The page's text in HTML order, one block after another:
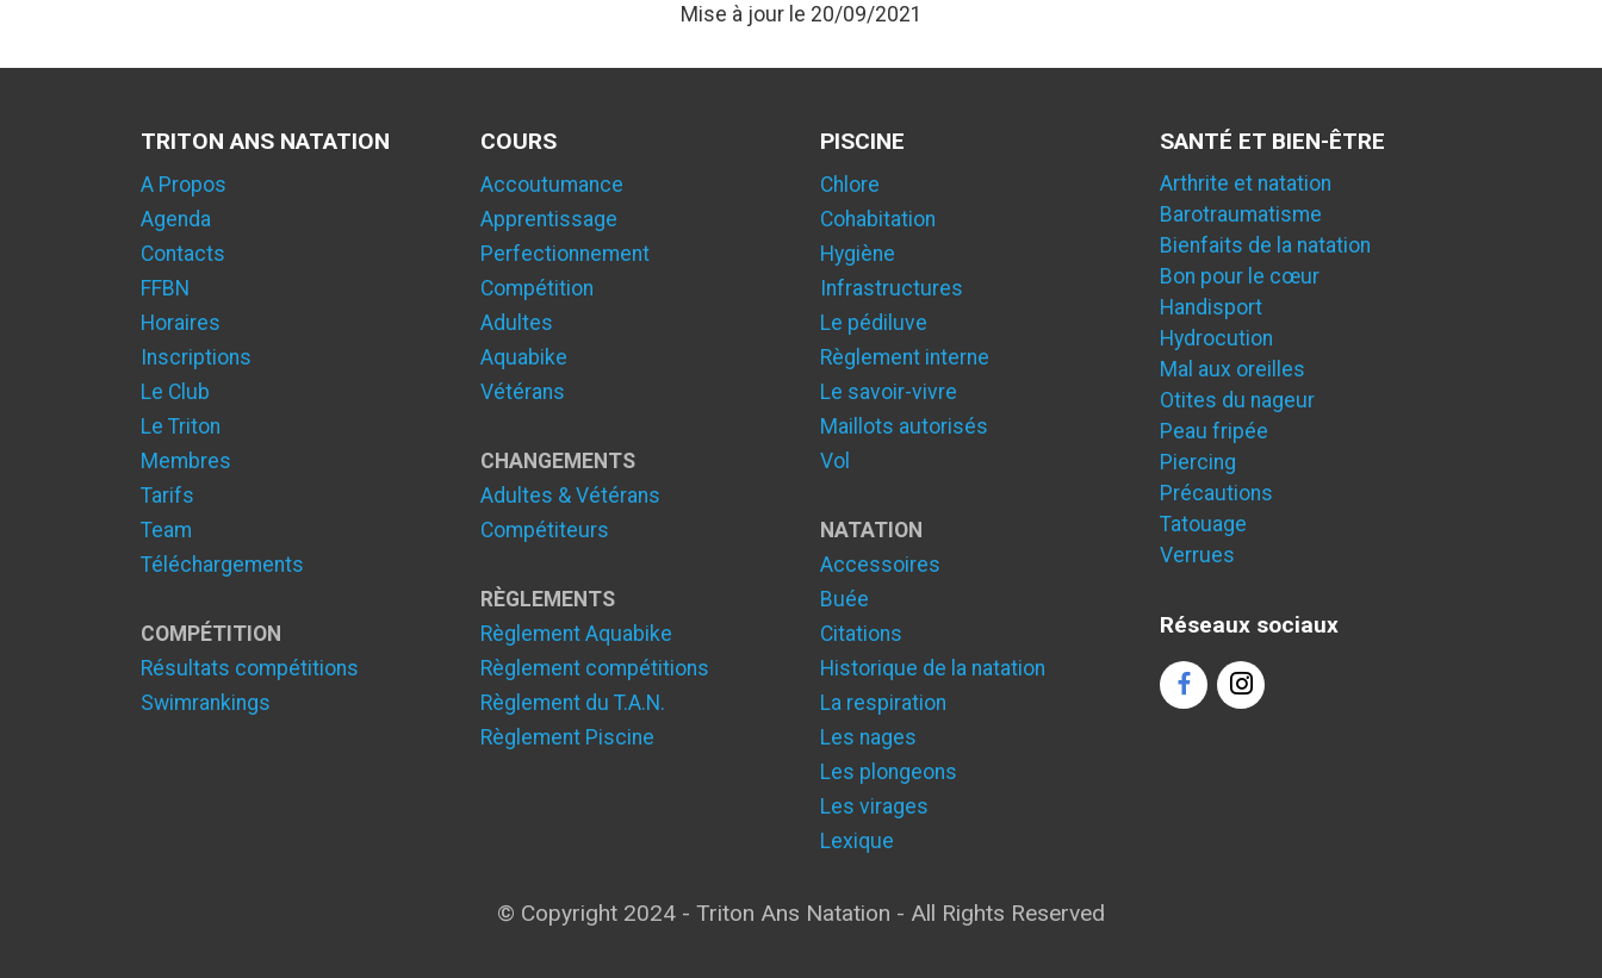
Mise à jour le 20/09/2021
TRITON ANS NATATION
A Propos
Agenda
Contacts
FFBN
Horaires
Inscriptions
Le Club
Le Triton
Membres
Tarifs
Team
Téléchargements
COMPÉTITION
Résultats compétitions
Swimrankings
COURS
Accoutumance
Apprentissage
Perfectionnement
Compétition
Adultes
Aquabike
Vétérans
CHANGEMENTS
Adultes & Vétérans
Compétiteurs
RÈGLEMENTS
Règlement Aquabike
Règlement compétitions
Règlement du T.A.N.
Règlement Piscine
PISCINE
Chlore
Cohabitation
Hygiène
Infrastructures
Le pédiluve
Règlement interne
Le savoir-vivre
Maillots autorisés
Vol
NATATION
Accessoires
Buée
Citations
Historique de la natation
La respiration
Les nages
Les plongeons
Les virages
Lexique
SANTÉ ET BIEN-ÊTRE
Arthrite et natation
Barotraumatisme
Bienfaits de la natation
Bon pour le cœur
Handisport
Hydrocution
Mal aux oreilles
Otites du nageur
Peau fripée
Piercing
Précautions
Tatouage
Verrues
Réseaux sociaux
© Copyright 2024 - Triton Ans Natation - All Rights Reserved